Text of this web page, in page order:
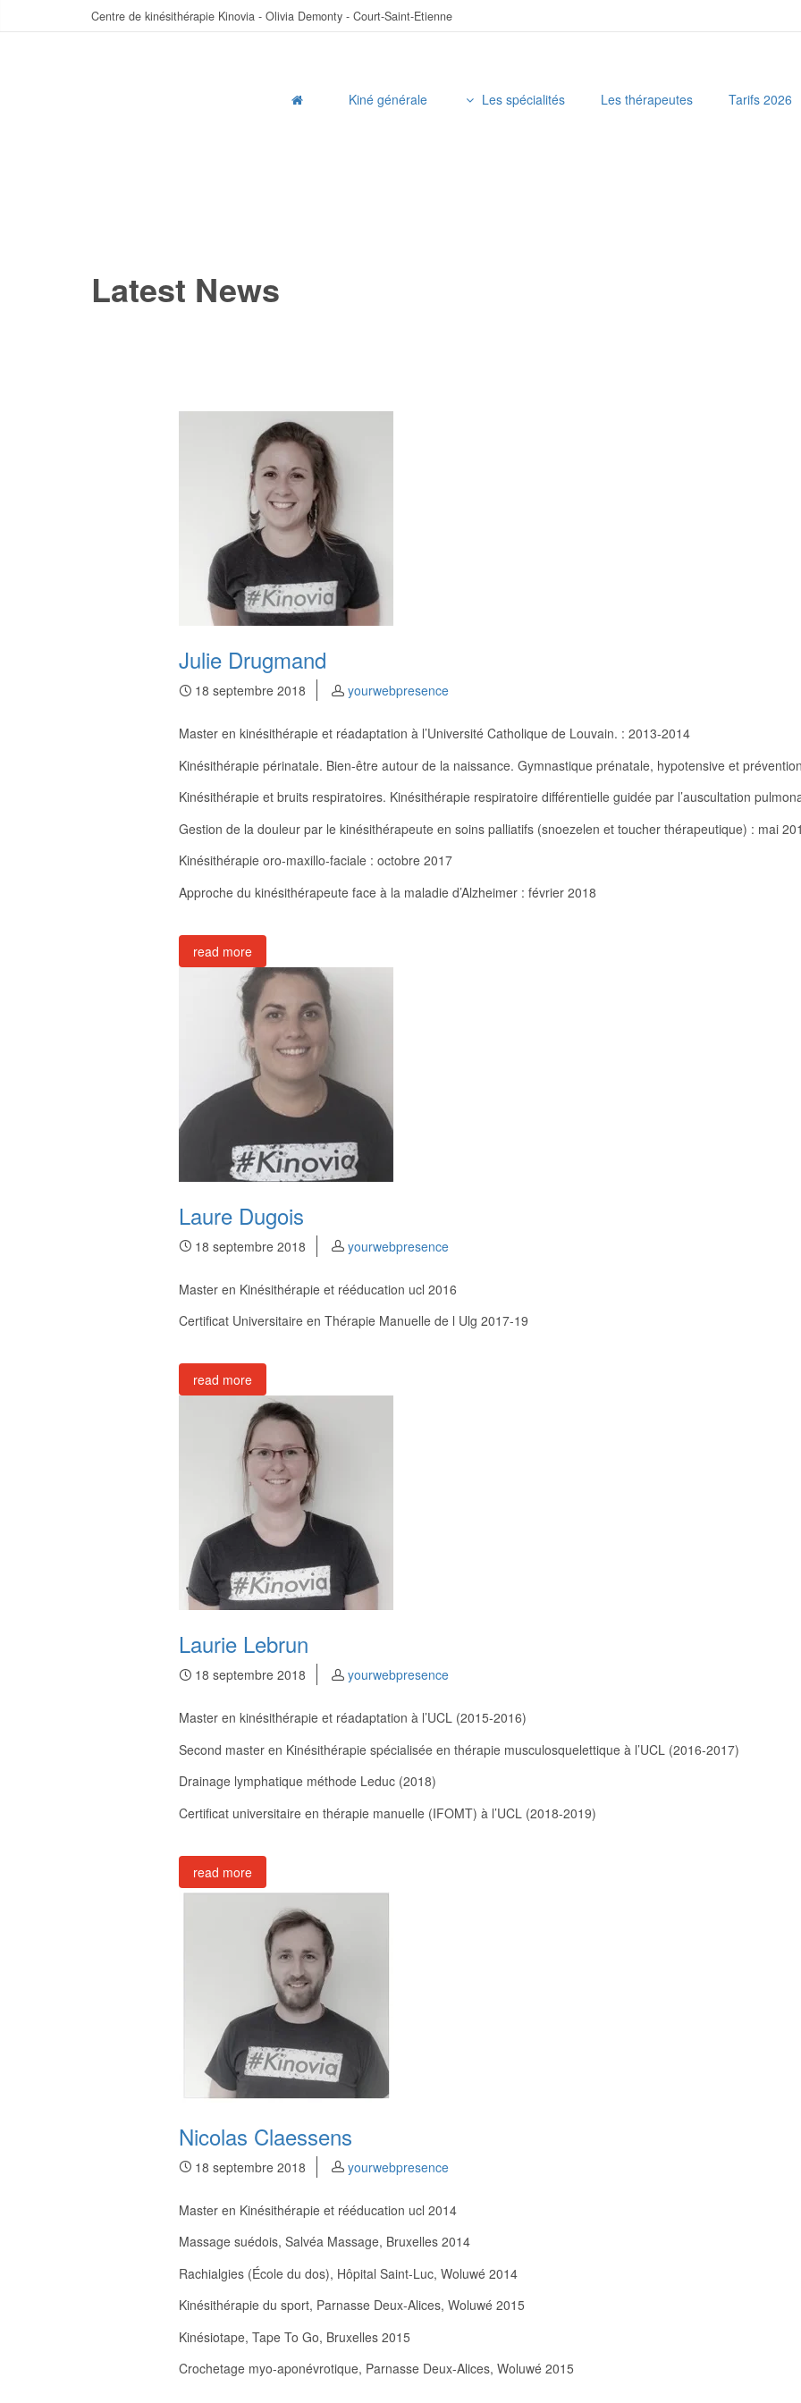
Centre de kinésithérapie Kinovia - Olivia Demonty - Court-Saint-Etienne
Kiné générale Les spécialités Les thérapeutes Tarifs 2026
Latest News
Julie Drugmand
18 septembre 2018 yourwebpresence
Master en kinésithérapie et réadaptation à l’Université Catholique de Louvain. : 2013-2014
Kinésithérapie périnatale. Bien-être autour de la naissance. Gymnastique prénatale, hypotensive et
Kinésithérapie et bruits respiratoires. Kinésithérapie respiratoire différentielle guidée par l’auscultation
Gestion de la douleur par le kinésithérapeute en soins palliatifs (snoezelen et toucher thérapeutique) : mai
Kinésithérapie oro-maxillo-faciale : octobre 2017
Approche du kinésithérapeute face à la maladie d’Alzheimer : février 2018
read more
Laure Dugois
18 septembre 2018 yourwebpresence
Master en Kinésithérapie et rééducation ucl 2016
Certificat Universitaire en Thérapie Manuelle de l Ulg 2017-19
read more
Laurie Lebrun
18 septembre 2018 yourwebpresence
Master en kinésithérapie et réadaptation à l’UCL (2015-2016)
Second master en Kinésithérapie spécialisée en thérapie musculosquelettique à l’UCL (2016-2017)
Drainage lymphatique méthode Leduc (2018)
Certificat universitaire en thérapie manuelle (IFOMT) à l’UCL (2018-2019)
read more
Nicolas Claessens
18 septembre 2018 yourwebpresence
Master en Kinésithérapie et rééducation ucl 2014
Massage suédois, Salvéa Massage, Bruxelles 2014
Rachialgies (École du dos), Hôpital Saint-Luc, Woluwé 2014
Kinésithérapie du sport, Parnasse Deux-Alices, Woluwé 2015
Kinésiotape, Tape To Go, Bruxelles 2015
Crochetage myo-aponévrotique, Parnasse Deux-Alices, Woluwé 2015